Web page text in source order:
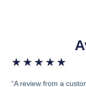
★ ★ ★ ★ ★
“A review from a